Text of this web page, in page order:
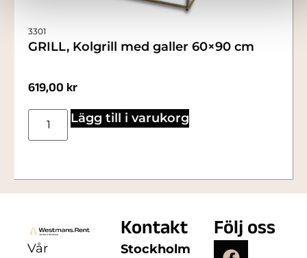
3301
GRILL, Kolgrill med galler 60×90 cm
619,00 kr
Lägg till i varukorg
Vår
Kontakt
Stockholm
Följ oss